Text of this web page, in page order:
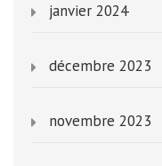
janvier 2024
décembre 2023
novembre 2023